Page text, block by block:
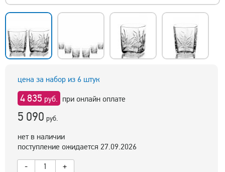
цена за набор из 6 штук
4 835 руб. при онлайн оплате
5 090 руб.
нет в наличии
поступление ожидается 27.09.2026
-
+